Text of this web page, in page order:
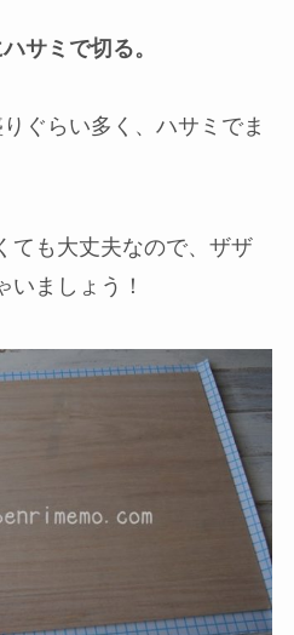
サミで切る。
ぐらい多く、ハサミでま
ても大丈夫なので、ザザ
いましょう！